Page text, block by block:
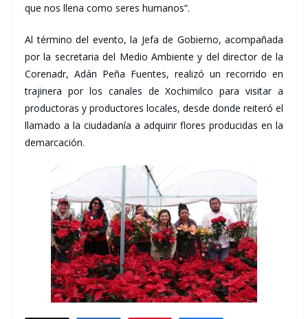
que nos llena como seres humanos”.
Al término del evento, la Jefa de Gobierno, acompañada
por la secretaria del Medio Ambiente y del director de la
Corenadr, Adán Peña Fuentes, realizó un recorrido en
trajinera por los canales de Xochimilco para visitar a
productoras y productores locales, desde donde reiteró el
llamado a la ciudadanía a adquirir flores producidas en la
demarcación.